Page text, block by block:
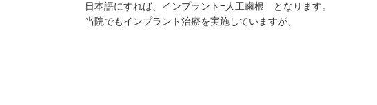
日本語にすれば、インプラント=人工歯根 となります。
当院でもインプラント治療を実施していますが、